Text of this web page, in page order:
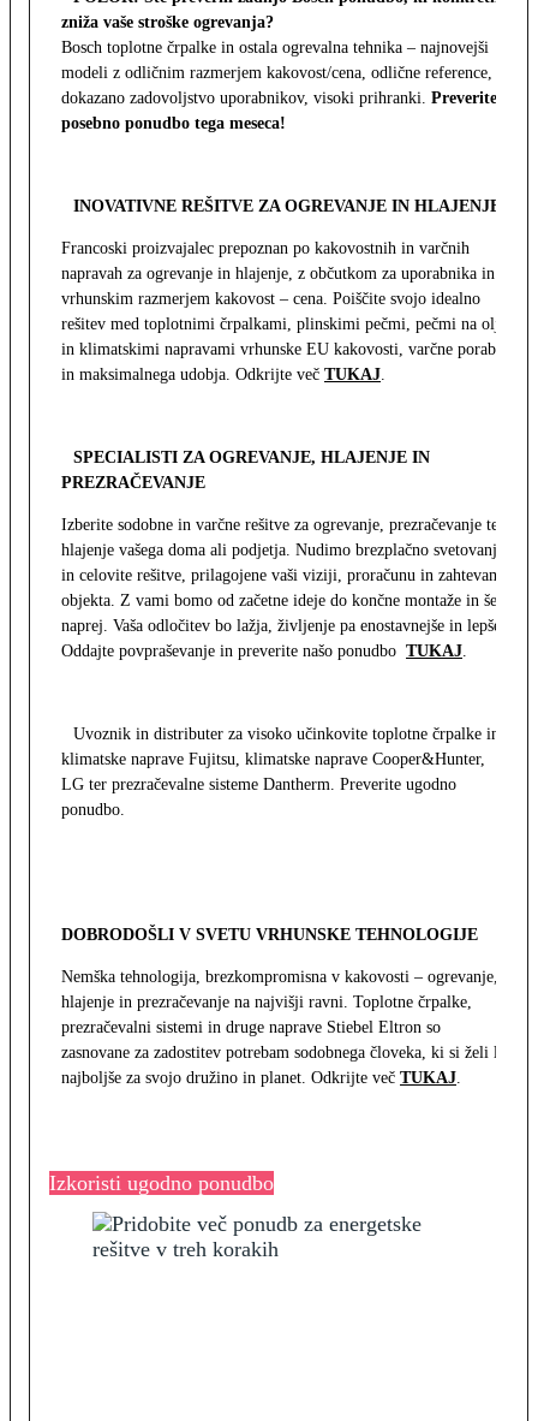
zniža vaše stroške ogrevanja?
Bosch toplotne črpalke in ostala ogrevalna tehnika – najnovejši
modeli z odličnim razmerjem kakovost/cena, odlične reference,
dokazano zadovoljstvo uporabnikov, visoki prihranki. Preverite
posebno ponudbo tega meseca!
INOVATIVNE REŠITVE ZA OGREVANJE IN HLAJENJE
Francoski proizvajalec prepoznan po kakovostnih in varčnih
napravah za ogrevanje in hlajenje, z občutkom za uporabnika in z
vrhunskim razmerjem kakovost – cena. Poiščite svojo idealno
rešitev med toplotnimi črpalkami, plinskimi pečmi, pečmi na olje
in klimatskimi napravami vrhunske EU kakovosti, varčne porabe
in maksimalnega udobja. Odkrijte več TUKAJ.
SPECIALISTI ZA OGREVANJE, HLAJENJE IN
PREZRAČEVANJE
Izberite sodobne in varčne rešitve za ogrevanje, prezračevanje ter
hlajenje vašega doma ali podjetja. Nudimo brezplačno svetovanje
in celovite rešitve, prilagojene vaši viziji, proračunu in zahtevam
objekta. Z vami bomo od začetne ideje do končne montaže in še
naprej. Vaša odločitev bo lažja, življenje pa enostavnejše in lepše.
Oddajte povpraševanje in preverite našo ponudbo TUKAJ.
Uvoznik in distributer za visoko učinkovite toplotne črpalke in
klimatske naprave Fujitsu, klimatske naprave Cooper&Hunter,
LG ter prezračevalne sisteme Dantherm. Preverite ugodno
ponudbo.
DOBRODOŠLI V SVETU VRHUNSKE TEHNOLOGIJE
Nemška tehnologija, brezkompromisna v kakovosti – ogrevanje,
hlajenje in prezračevanje na najvišji ravni. Toplotne črpalke,
prezračevalni sistemi in druge naprave Stiebel Eltron so
zasnovane za zadostitev potrebam sodobnega človeka, ki si želi le
najboljše za svojo družino in planet. Odkrijte več TUKAJ.
Izkoristi ugodno ponudbo